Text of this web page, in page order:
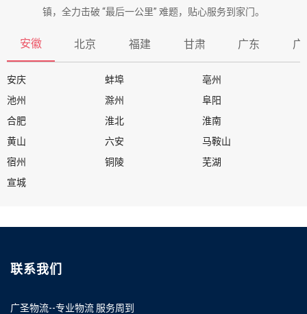
镇，全力击破 “最后一公里” 难题，贴心服务到家门。
安徽 北京 福建 甘肃 广东 广
安庆 蚌埠
亳州
池州
滁州
阜阳
合肥
淮北
淮南
黄山
六安
马鞍山
宿州
铜陵
芜湖
宣城
联系我们
广圣物流--专业物流 服务周到